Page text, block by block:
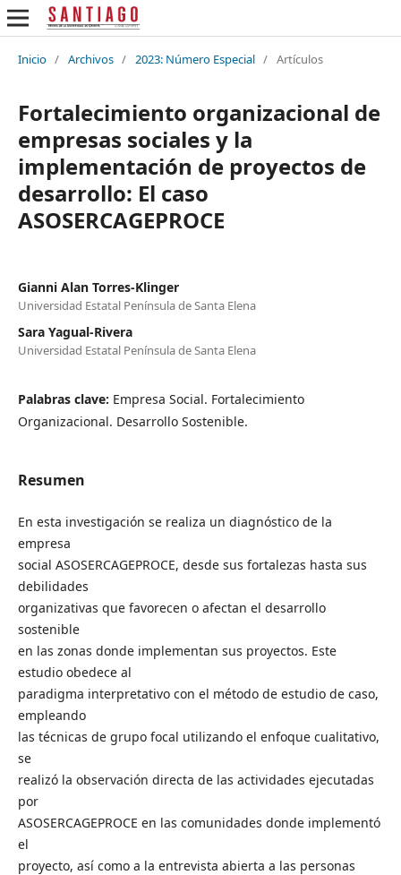
Inicio / Archivos / 2023: Número Especial / Artículos
Fortalecimiento organizacional de
empresas sociales y la
implementación de proyectos de
desarrollo: El caso
ASOSERCAGEPROCE
Gianni Alan Torres-Klinger
Universidad Estatal Península de Santa Elena
Sara Yagual-Rivera
Universidad Estatal Península de Santa Elena
Palabras clave: Empresa Social. Fortalecimiento
Organizacional. Desarrollo Sostenible.
Resumen
En esta investigación se realiza un diagnóstico de la
empresa
social ASOSERCAGEPROCE, desde sus fortalezas hasta sus
debilidades
organizativas que favorecen o afectan el desarrollo
sostenible
en las zonas donde implementan sus proyectos. Este
estudio obedece al
paradigma interpretativo con el método de estudio de caso,
empleando
las técnicas de grupo focal utilizando el enfoque cualitativo,
se
realizó la observación directa de las actividades ejecutadas
por
ASOSERCAGEPROCE en las comunidades donde implementó
el
proyecto, así como a la entrevista abierta a las personas